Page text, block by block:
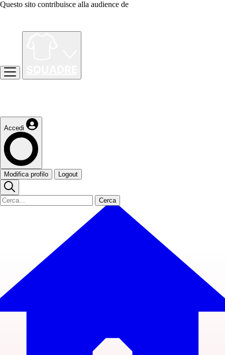
Questo sito contribuisce alla audience de
Accedi
Modifica profilo Logout
Cerca